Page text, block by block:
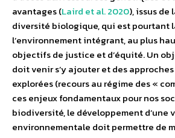
avantages (Laird et al. 2020), issus de
diversité biologique, qui est pourtant
l’environnement intégrant, au plus
objectifs de justice et d’équité. Un
doit venir s’y ajouter et des
explorées (recours au régime des «
ces enjeux fondamentaux pour nos
biodiversité, le développement d’une
environnementale doit permettre de